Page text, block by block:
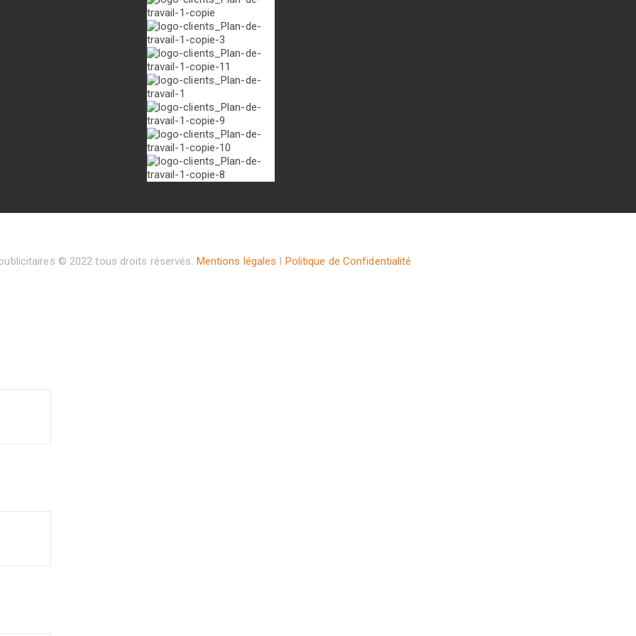
© 2022 tous droits réservés. Mentions légales I Politique de Confidentialité